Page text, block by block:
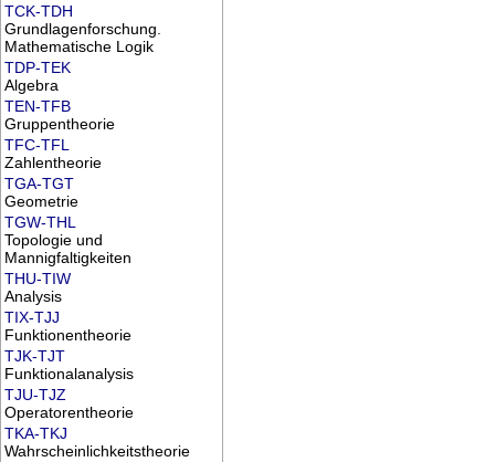
TCK-TDH
Grundlagenforschung.
Mathematische Logik
TDP-TEK
Algebra
TEN-TFB
Gruppentheorie
TFC-TFL
Zahlentheorie
TGA-TGT
Geometrie
TGW-THL
Topologie und
Mannigfaltigkeiten
THU-TIW
Analysis
TIX-TJJ
Funktionentheorie
TJK-TJT
Funktionalanalysis
TJU-TJZ
Operatorentheorie
TKA-TKJ
Wahrscheinlichkeitstheorie